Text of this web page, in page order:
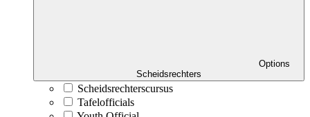
Options
Scheidsrechters
Scheidsrechterscursus
Tafelofficials